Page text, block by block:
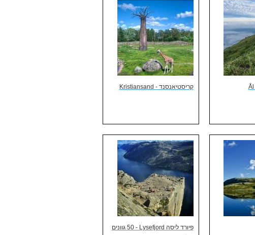
קריסטיאנסנד - Kristiansand
פיורד ליסה Lysefjord - ‏50 גוונים